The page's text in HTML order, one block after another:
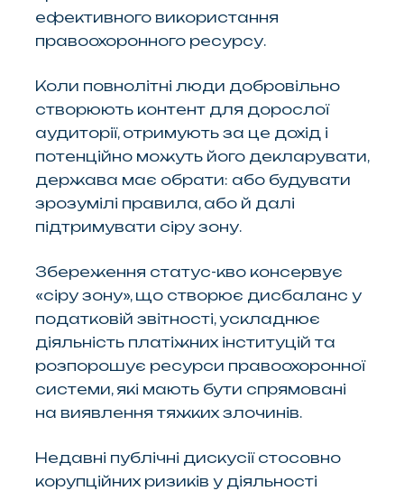
ефективного використання
правоохоронного ресурсу.
Коли повнолітні люди добровільно
створюють контент для дорослої
аудиторії, отримують за це дохід і
потенційно можуть його декларувати,
держава має обрати: або будувати
зрозумілі правила, або й далі
підтримувати сіру зону.
Збереження статус-кво консервує
«сіру зону», що створює дисбаланс у
податковій звітності, ускладнює
діяльність платіжних інституцій та
розпорошує ресурси правоохоронної
системи, які мають бути спрямовані
на виявлення тяжких злочинів.
Недавні публічні дискусії стосовно
корупційних ризиків у діяльності